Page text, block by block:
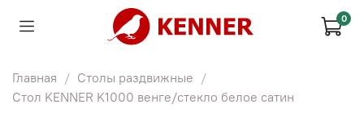
0
Главная
Столы раздвижные
Стол KENNER K1000 венге/стекло белое сатин